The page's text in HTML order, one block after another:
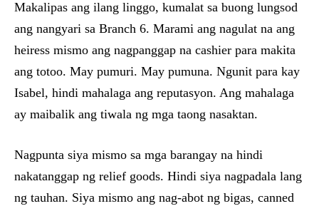
Makalipas ang ilang linggo, kumalat sa buong lungsod
ang nangyari sa Branch 6. Marami ang nagulat na ang
heiress mismo ang nagpanggap na cashier para makita
ang totoo. May pumuri. May pumuna. Ngunit para kay
Isabel, hindi mahalaga ang reputasyon. Ang mahalaga
ay maibalik ang tiwala ng mga taong nasaktan.
Nagpunta siya mismo sa mga barangay na hindi
nakatanggap ng relief goods. Hindi siya nagpadala lang
ng tauhan. Siya mismo ang nag-abot ng bigas, canned